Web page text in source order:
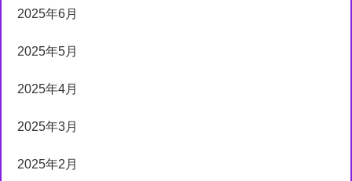
2025年6月
2025年5月
2025年4月
2025年3月
2025年2月